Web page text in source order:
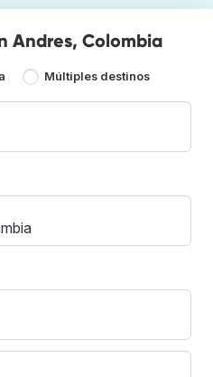
Andres, Colombia
Múltiples destinos